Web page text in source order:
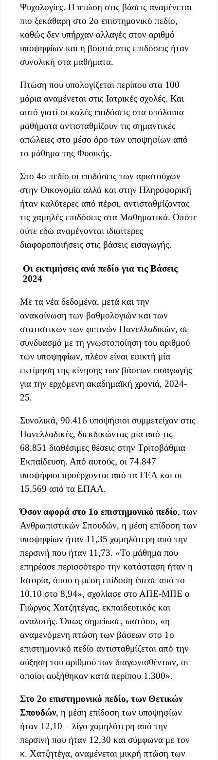
Ψυχολογίες. Η πτώση στις βάσεις αναμένεται
πιο ξεκάθαρη στο 2ο επιστημονικό πεδίο,
καθώς δεν υπήρχαν αλλαγές στον αριθμό
υποψηφίων και η βουτιά στις επιδόσεις ήταν
συνολική στα μαθήματα.
Πτώση που υπολογίζεται περίπου στα 100
μόρια αναμένεται στις Ιατρικές σχολές. Και
αυτό γιατί οι καλές επιδόσεις στα υπόλοιπα
μαθήματα αντισταθμίζουν τις σημαντικές
απώλειες στο μέσο όρο των υποψηφίων από
το μάθημα της Φυσικής.
Στο 4ο πεδίο οι επιδόσεις των αριστούχων
στην Οικονομία αλλά και στην Πληροφορική
ήταν καλύτερες από πέρσι, αντισταθμίζοντας
τις χαμηλές επιδόσεις στα Μαθηματικά. Οπότε
ούτε εδώ αναμένονται ιδιαίτερες
διαφοροποιήσεις στις βάσεις εισαγωγής.
Οι εκτιμήσεις ανά πεδίο για τις Βάσεις
2024
Με τα νέα δεδομένα, μετά και την
ανακοίνωση των βαθμολογιών και των
στατιστικών των φετινών Πανελλαδικών, σε
συνδυασμό με τη γνωστοποίηση του αριθμού
των υποψηφίων, πλέον είναι εφικτή μία
εκτίμηση της κίνησης των βάσεων εισαγωγής
για την ερχόμενη ακαδημαϊκή χρονιά, 2024-
25.
Συνολικά, 90.416 υποψήφιοι συμμετείχαν στις
Πανελλαδικές, διεκδικώντας μία από τις
68.851 διαθέσιμες θέσεις στην Τριτοβάθμια
Εκπαίδευση. Από αυτούς, οι 74.847
υποψήφιοι προέρχονται από τα ΓΕΛ και οι
15.569 από τα ΕΠΑΛ.
Όσον αφορά στο 1ο επιστημονικό πεδίο, των
Ανθρωπιστικών Σπουδών, η μέση επίδοση των
υποψηφίων ήταν 11,35 χαμηλότερη από την
περσινή που ήταν 11,73. «Το μάθημα που
επηρέασε περισσότερο την κατάσταση ήταν η
Ιστορία, όπου η μέση επίδοση έπεσε από το
10,10 στο 8,94», σχολίασε στο ΑΠΕ-ΜΠΕ ο
Γιώργος Χατζητέγας, εκπαιδευτικός και
αναλυτής. Όπως σημείωσε, ωστόσο, «η
αναμενόμενη πτώση των βάσεων στο 1ο
επιστημονικό πεδίο αντισταθμίζεται από την
αύξηση του αριθμού των διαγωνισθέντων, οι
οποίοι αυξήθηκαν κατά περίπου 1.300».
Στο 2ο επιστημονικό πεδίο, των Θετικών
Σπουδών, η μέση επίδοση των υποψηφίων
ήταν 12,10 – λίγο χαμηλότερη από την
περσινή που ήταν 12,30 και σύμφωνα με τον
κ. Χατζητέγα, αναμένεται μικρή πτώση των